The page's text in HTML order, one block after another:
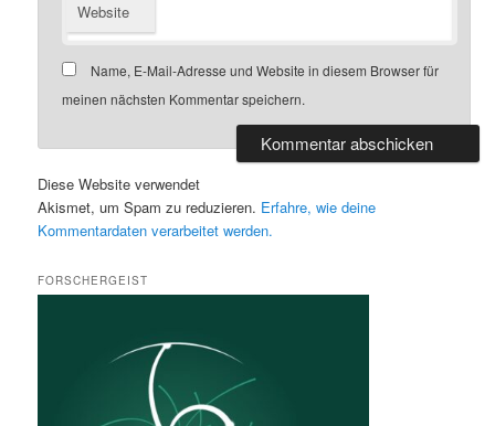
Website
Name, E-Mail-Adresse und Website in diesem Browser für
meinen nächsten Kommentar speichern.
Diese Website verwendet
Akismet, um Spam zu reduzieren. Erfahre, wie deine
Kommentardaten verarbeitet werden.
FORSCHERGEIST